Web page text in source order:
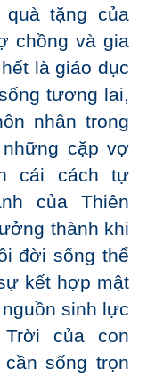
tặng của
chồng và gia
là giáo dục
tương lai,
nhân trong
cặp vợ
cái cách tự
của Thiên
thành khi
đời sống thể
kết hợp mật
sinh lực
của con
sống trọn